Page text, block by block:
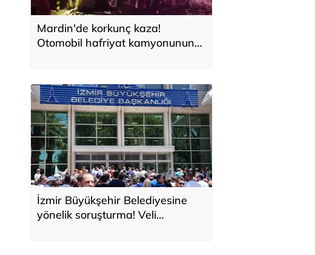
Mardin'de korkunç kaza!
Otomobil hafriyat kamyonunun
İzmir Büyükşehir Belediyesine
yönelik soruşturma! Veli